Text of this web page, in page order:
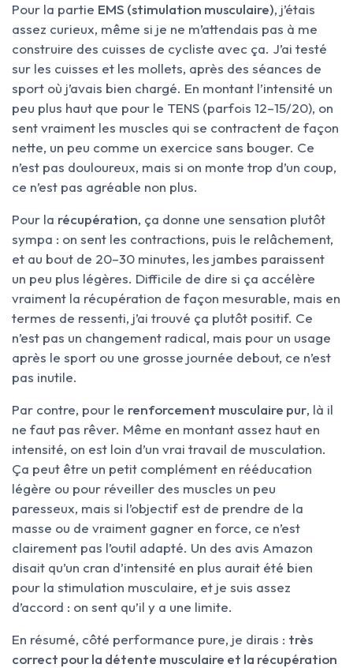
Pour la partie EMS (stimulation musculaire), j’étais
assez curieux, même si je ne m’attendais pas à me
construire des cuisses de cycliste avec ça. J’ai testé
sur les cuisses et les mollets, après des séances de
sport où j’avais bien chargé. En montant l’intensité un
peu plus haut que pour le TENS (parfois 12–15/20), on
sent vraiment les muscles qui se contractent de façon
nette, un peu comme un exercice sans bouger. Ce
n’est pas douloureux, mais si on monte trop d’un coup,
ce n’est pas agréable non plus.
Pour la récupération, ça donne une sensation plutôt
sympa : on sent les contractions, puis le relâchement,
et au bout de 20–30 minutes, les jambes paraissent
un peu plus légères. Difficile de dire si ça accélère
vraiment la récupération de façon mesurable, mais en
termes de ressenti, j’ai trouvé ça plutôt positif. Ce
n’est pas un changement radical, mais pour un usage
après le sport ou une grosse journée debout, ce n’est
pas inutile.
Par contre, pour le renforcement musculaire pur, là il
ne faut pas rêver. Même en montant assez haut en
intensité, on est loin d’un vrai travail de musculation.
Ça peut être un petit complément en rééducation
légère ou pour réveiller des muscles un peu
paresseux, mais si l’objectif est de prendre de la
masse ou de vraiment gagner en force, ce n’est
clairement pas l’outil adapté. Un des avis Amazon
disait qu’un cran d’intensité en plus aurait été bien
pour la stimulation musculaire, et je suis assez
d’accord : on sent qu’il y a une limite.
En résumé, côté performance pure, je dirais : très
correct pour la détente musculaire et la récupération